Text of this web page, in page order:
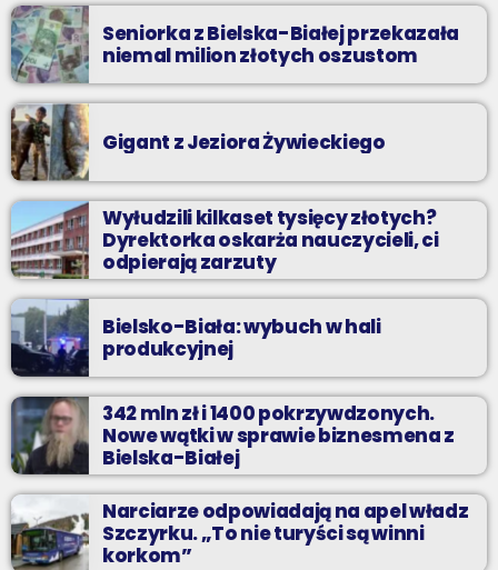
Seniorka z Bielska-Białej przekazała
niemal milion złotych oszustom
Gigant z Jeziora Żywieckiego
Wyłudzili kilkaset tysięcy złotych?
Dyrektorka oskarża nauczycieli, ci
odpierają zarzuty
Bielsko-Biała: wybuch w hali
produkcyjnej
342 mln zł i 1400 pokrzywdzonych.
Nowe wątki w sprawie biznesmena z
Bielska-Białej
Narciarze odpowiadają na apel władz
Szczyrku. „To nie turyści są winni
korkom”